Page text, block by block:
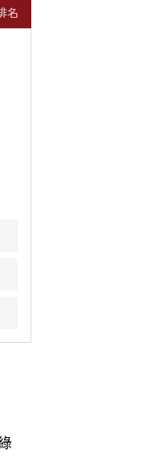
名